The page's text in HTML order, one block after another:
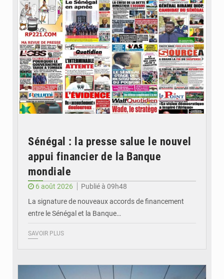
Sénégal : la presse salue le nouvel
appui financier de la Banque
mondiale
6 août 2026
Publié à 09h48
La signature de nouveaux accords de financement
entre le Sénégal et la Banque…
SAVOIR PLUS